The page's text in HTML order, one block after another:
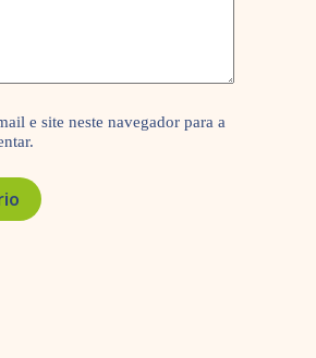
e site neste navegador para a